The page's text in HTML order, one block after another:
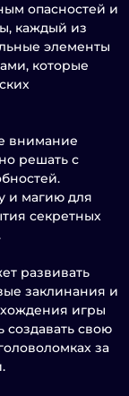
опасностей и
каждый из
элементы
которые
внимание
решать с
и магию для
секретных
развивать
заклинания и
игры
создавать свою
за